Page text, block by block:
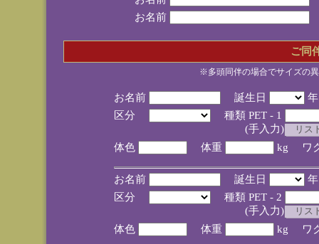
お名前
ご同
※多頭同伴の場合でサイズの
お名前 誕生日
区分
種類 PET - 1
(手入力)
体色
体重 kg ワ
お名前 誕生日
区分
種類 PET - 2
(手入力)
体色
体重 kg ワ